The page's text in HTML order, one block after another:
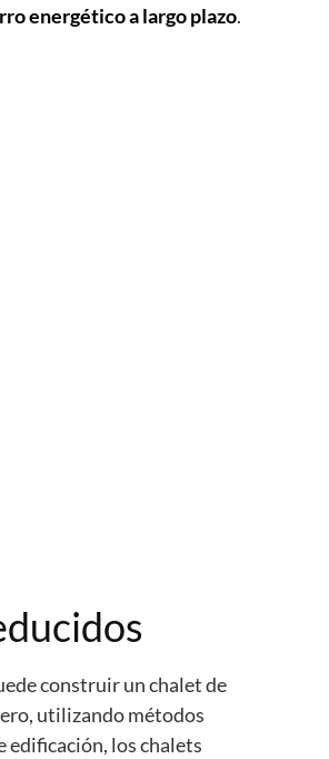
energético a largo plazo.
construir un chalet de
utilizando métodos
edificación, los chalets